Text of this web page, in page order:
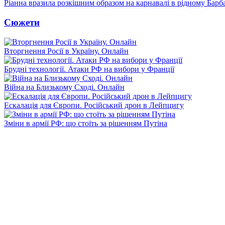
Ріанна вразила розкішним образом на карнавалі в рідному
Сюжети
Вторгнення Росії в Україну. Онлайн
Брудні технології. Атаки РФ на вибори у Франції
Війна на Близькому Сході. Онлайн
Ескалація для Європи. Російський дрон в Лейпцигу
Зміни в армії РФ: що стоїть за рішенням Путіна